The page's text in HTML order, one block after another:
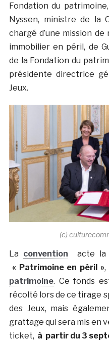
Fondation du
Nyssen, ministre de la
chargé d’une mission
immobilier en péril, de
de la Fondation du
présidente directrice
Jeux.
(c)
La convention acte la
« Patrimoine en péril »,
patrimoine. Ce fonds
récolté lors de ce tirage
des Jeux, mais
grattage qui sera mis en
ticket, à partir du 3